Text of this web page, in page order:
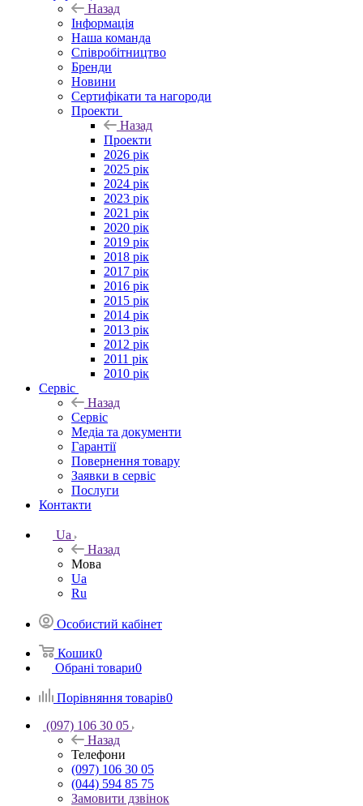
Назад
Інформація
Наша команда
Співробітництво
Бренди
Новини
Сертифікати та нагороди
Проекти
Назад
Проекти
2026 рік
2025 рік
2024 рік
2023 рік
2021 рік
2020 рік
2019 рік
2018 рік
2017 рік
2016 рік
2015 рік
2014 рік
2013 рік
2012 рік
2011 рік
2010 рік
Сервіс
Назад
Сервіс
Медіа та документи
Гарантії
Повернення товару
Заявки в сервіс
Послуги
Контакти
Ua
Назад
Мова
Ua
Ru
Особистий кабінет
Кошик0
Обрані товари0
Порівняння товарів0
(097) 106 30 05
Назад
Телефони
(097) 106 30 05
(044) 594 85 75
Замовити дзвінок